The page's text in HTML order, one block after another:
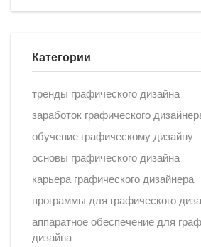
Категории
тренды графического дизайна
заработок графического
обучение графическому дизайну
основы графического дизайна
карьера графического дизайнера
программы для графического
аппаратное обеспечение для
дизайна